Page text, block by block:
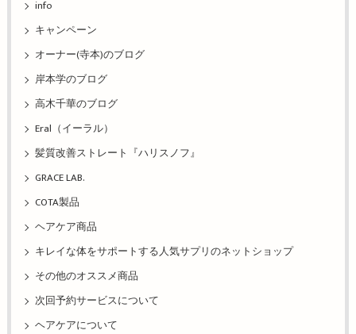
info
キャンペーン
オーナー(寺本)のブログ
岸本学のブログ
高木千華のブログ
Eral（イーラル）
髪質改善ストレート『ハリスノフ』
GRACE LAB.
COTA製品
ヘアケア商品
キレイな体をサポートする人気サプリのネットショップ
その他のオススメ商品
次回予約サービスについて
ヘアケアについて